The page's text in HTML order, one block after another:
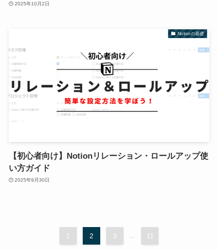
2025年10月2日
Notionの基礎
【初心者向け】Notionリレーション・ロールアップ使
い方ガイド
2025年9月30日
1 2 3 11